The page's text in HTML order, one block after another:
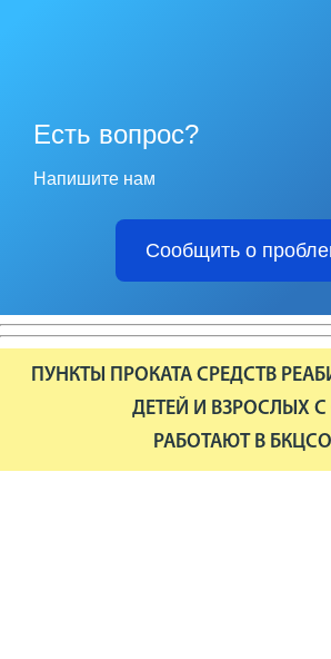
Есть вопрос?
Напишите нам
Сообщить о
ПУНКТЫ ПРОКАТА СРЕДСТВ
ДЕТЕЙ И ВЗРОСЛЫХ С
РАБОТАЮТ В